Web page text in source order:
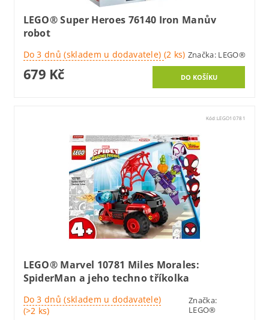
LEGO® Super Heroes 76140 Iron Manův
robot
Do 3 dnů (skladem u dodavatele) (2 ks) Značka: LEGO®
679 Kč
Kód:LEGO10781
LEGO® Marvel 10781 Miles Morales:
SpiderMan a jeho techno tříkolka
Do 3 dnů (skladem u dodavatele)
(>2 ks)
Značka:
LEGO®